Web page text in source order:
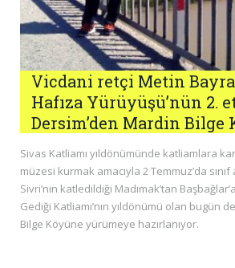
Vicdani retçi Metin
Hafıza Yürüyüşü’nün 2.
Dersim’den Mardin Bilge
Sivas Katliamı yıldönümünde katliamlara
müzesi kurmak amacıyla 2 Temmuz’da
Sivri’nin katledildiği Madımak’tan
Gediği Katliamı’nın yıldönümü olan bugün
Bilge Köyüne yürümeye hazırlanıyor.